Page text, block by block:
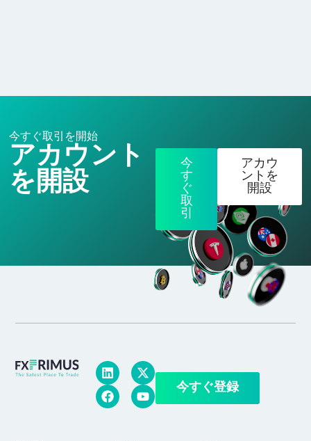
今すぐ取引を開始
アカウント
を開設
今
す
ぐ
取
引
アカウ
ントを
開設
今すぐ登録